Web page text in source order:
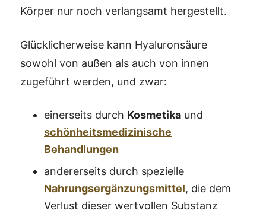
Körper nur noch verlangsamt hergestellt.
Glücklicherweise kann Hyaluronsäure
sowohl von außen als auch von innen
zugeführt werden, und zwar:
einerseits durch Kosmetika und
schönheitsmedizinische
Behandlungen
andererseits durch spezielle
Nahrungsergänzungsmittel, die dem
Verlust dieser wertvollen Substanz